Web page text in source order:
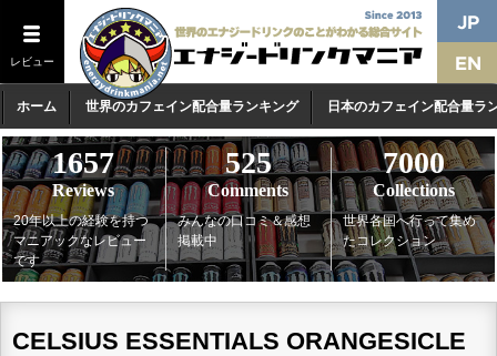
レビュー
ホーム 世界のカフェイン配合量ランキング 日本のカフェイン配合量ラ
1657
Reviews
20年以上の経験を持つ
マニアックなレビュー
です
525
Comments
みんなの口コミ＆感想
掲載中
7000
Collections
世界各国へ行って集め
たコレクション
CELSIUS ESSENTIALS ORANGESICLE